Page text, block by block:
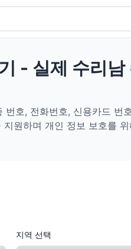
- 실제 수리
번호, 전화번호, 신용카드
원하며 개인 정보 보호를
지역 선택